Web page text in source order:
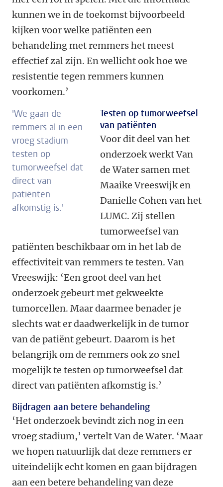
kunnen we in de toekomst bijvoorbeeld
kijken voor welke patiënten een
behandeling met remmers het meest
effectief zal zijn. En wellicht ook hoe we
resistentie tegen remmers kunnen
voorkomen.’
'We gaan de
remmers al in een
vroeg stadium
testen op
tumorweefsel dat
direct van
patiënten
afkomstig is.'
Testen op tumorweefsel
van patiënten
Voor dit deel van het
onderzoek werkt Van
de Water samen met
Maaike Vreeswijk en
Danielle Cohen van het
LUMC. Zij stellen
tumorweefsel van
patiënten beschikbaar om in het lab de
effectiviteit van remmers te testen. Van
Vreeswijk: ‘Een groot deel van het
onderzoek gebeurt met gekweekte
tumorcellen. Maar daarmee benader je
slechts wat er daadwerkelijk in de tumor
van de patiënt gebeurt. Daarom is het
belangrijk om de remmers ook zo snel
mogelijk te testen op tumorweefsel dat
direct van patiënten afkomstig is.’
Bijdragen aan betere behandeling
‘Het onderzoek bevindt zich nog in een
vroeg stadium,’ vertelt Van de Water. ‘Maar
we hopen natuurlijk dat deze remmers er
uiteindelijk echt komen en gaan bijdragen
aan een betere behandeling van deze